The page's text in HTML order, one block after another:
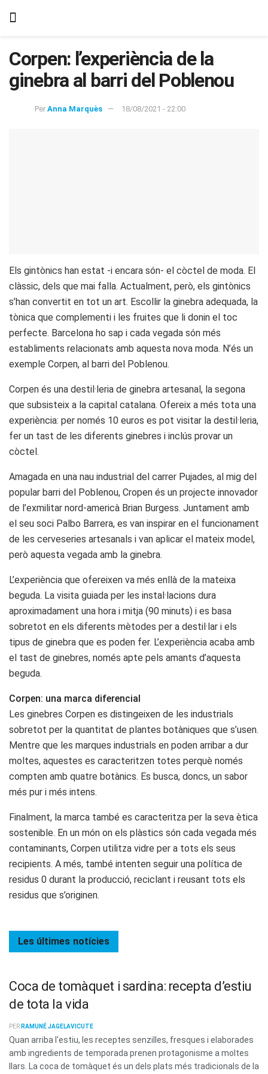
Corpen: l’experiència de la
ginebra al barri del Poblenou
Per Anna Marquès 18/08/2021 - 22:00
Els gintònics han estat -i encara són- el còctel de moda. El
clàssic, dels que mai falla. Actualment, però, els gintònics
s’han convertit en tot un art. Escollir la ginebra adequada, la
tònica que complementi i les fruites que li donin el toc
perfecte. Barcelona ho sap i cada vegada són més
establiments relacionats amb aquesta nova moda. N’és un
exemple Corpen, al barri del Poblenou.
Corpen és una destil·leria de ginebra artesanal, la segona
que subsisteix a la capital catalana. Ofereix a més tota una
experiència: per només 10 euros es pot visitar la destil·leria,
fer un tast de les diferents ginebres i inclús provar un
còctel.
Amagada en una nau industrial del carrer Pujades, al mig del
popular barri del Poblenou, Cropen és un projecte innovador
de l’exmilitar nord-americà Brian Burgess. Juntament amb
el seu soci Palbo Barrera, es van inspirar en el funcionament
de les cerveseries artesanals i van aplicar el mateix model,
però aquesta vegada amb la ginebra.
L’experiència que ofereixen va més enllà de la mateixa
beguda. La visita guiada per les instal·lacions dura
aproximadament una hora i mitja (90 minuts) i es basa
sobretot en els diferents mètodes per a destil·lar i els
tipus de ginebra que es poden fer. L’experiència acaba amb
el tast de ginebres, només apte pels amants d’aquesta
beguda.
Corpen: una marca diferencial
Les ginebres Corpen es distingeixen de les industrials
sobretot per la quantitat de plantes botàniques que s’usen.
Mentre que les marques industrials en poden arribar a dur
moltes, aquestes es caracteritzen totes perquè només
compten amb quatre botànics. Es busca, doncs, un sabor
més pur i més intens.
Finalment, la marca també es caracteritza per la seva ètica
sostenible. En un món on els plàstics són cada vegada més
contaminants, Corpen utilitza vidre per a tots els seus
recipients. A més, també intenten seguir una política de
residus 0 durant la producció, reciclant i reusant tots els
residus que s’originen.
Les últimes notícies
Coca de tomàquet i sardina: recepta d’estiu
de tota la vida
PER RAMUNÉ JAGELAVICUTE
Quan arriba l'estiu, les receptes senzilles, fresques i elaborades
amb ingredients de temporada prenen protagonisme a moltes
llars. La coca de tomàquet és un dels plats més tradicionals de la